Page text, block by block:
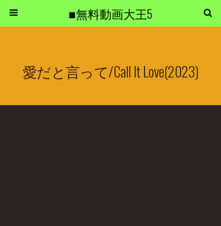
■無料動画大王5
愛だと言って/Call It Love(2023)